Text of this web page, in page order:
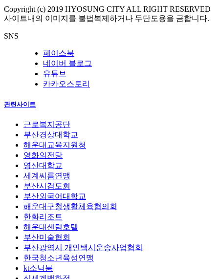
Copyright (c) 2019 HYOSUNG CITY ALL RIGHT RESERVED
사이트내의 이미지를 불법복제하거나 무단도용을 금합니다.
SNS
페이스북
네이버 블로그
유튜브
카카오스토리
관련사이트
근로복지공단
부산경상대학교
해운대교육지원청
영화의전당
영산대학교
세계씨름연맹
부산시검도회
부산외국어대학교
해운대구청생활체육협의회
한화리조트
해운대센텀호텔
부산미술협회
부산광역시 개인택시운송사업협회
한국청소년육성연맹
kt소닉붐